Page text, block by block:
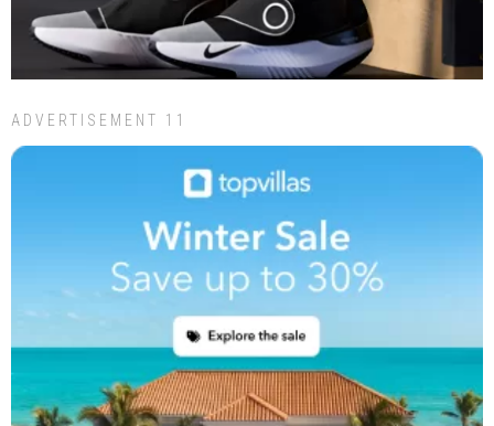
ADVERTISEMENT 11